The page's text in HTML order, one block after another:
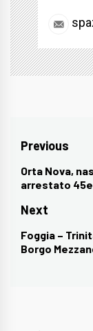
articoli
Previous
Previous
post:
Orta Nova,
arrestato
Next
Next
post:
Foggia –
Borgo